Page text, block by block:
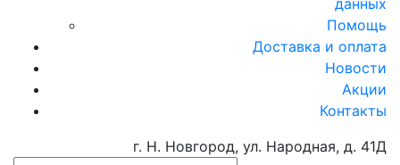
данных
Помощь
Доставка и оплата
Новости
Акции
Контакты
г. Н. Новгород, ул. Народная, д. 41Д